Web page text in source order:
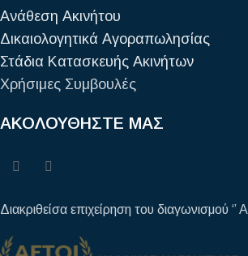
Ανάθεση Ακινήτου
Δικαιολογητικά Αγοραπωλησίας
Στάδια Κατασκευής Ακινήτων
Χρήσιμες Συμβουλές
ΑΚΟΛΟΥΘΗΣΤΕ ΜΑΣ
Διακριθείσα επιχείρηση του διαγωνισμού ‘’